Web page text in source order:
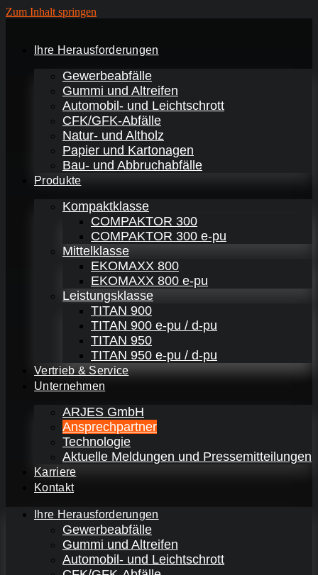
Zum Inhalt springen
Ihre Herausforderungen
Gewerbeabfälle
Gummi und Altreifen
Automobil- und Leichtschrott
CFK/GFK-Abfälle
Natur- und Altholz
Papier und Kartonagen
Bau- und Abbruchabfälle
Produkte
Kompaktklasse
COMPAKTOR 300
COMPAKTOR 300 e-pu
Mittelklasse
EKOMAXX 800
EKOMAXX 800 e-pu
Leistungsklasse
TITAN 900
TITAN 900 e-pu / d-pu
TITAN 950
TITAN 950 e-pu / d-pu
Vertrieb & Service
Unternehmen
ARJES GmbH
Ansprechpartner
Technologie
Aktuelle Meldungen und Pressemitteilungen
Karriere
Kontakt
Ihre Herausforderungen
Gewerbeabfälle
Gummi und Altreifen
Automobil- und Leichtschrott